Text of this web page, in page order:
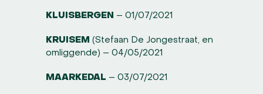
KLUISBERGEN – 01/07/2021
KRUISEM (Stefaan De Jongestraat, en
omliggende) – 04/05/2021
MAARKEDAL – 03/07/2021